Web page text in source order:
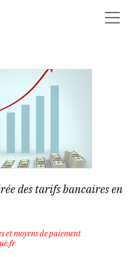
des tarifs bancaires en
et moyens de paiement